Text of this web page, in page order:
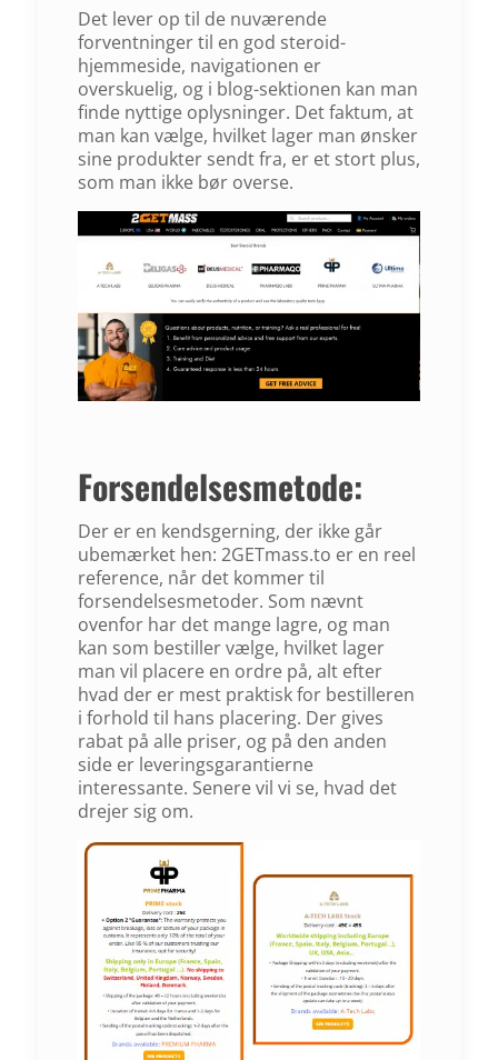
Det lever op til de nuværende
forventninger til en god steroid-
hjemmeside, navigationen er
overskuelig, og i blog-sektionen kan man
finde nyttige oplysninger. Det faktum, at
man kan vælge, hvilket lager man ønsker
sine produkter sendt fra, er et stort plus,
som man ikke bør overse.
Forsendelsesmetode:
Der er en kendsgerning, der ikke går
ubemærket hen: 2GETmass.to er en reel
reference, når det kommer til
forsendelsesmetoder. Som nævnt
ovenfor har det mange lagre, og man
kan som bestiller vælge, hvilket lager
man vil placere en ordre på, alt efter
hvad der er mest praktisk for bestilleren
i forhold til hans placering. Der gives
rabat på alle priser, og på den anden
side er leveringsgarantierne
interessante. Senere vil vi se, hvad det
drejer sig om.